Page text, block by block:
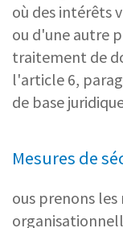
où des intérêts
ou d'une autre
traitement de
l'article 6,
de base
Mesures de
ous prenons